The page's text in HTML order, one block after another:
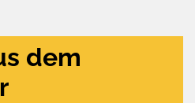
dem